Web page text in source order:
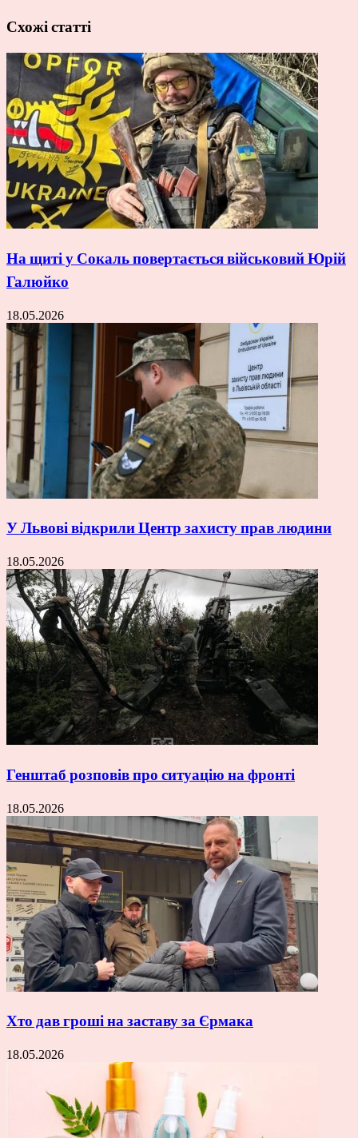
Схожі статті
На щиті у Сокаль повертається військовий Юрій
Галюйко
18.05.2026
У Львові відкрили Центр захисту прав людини
18.05.2026
Генштаб розповів про ситуацію на фронті
18.05.2026
Хто дав гроші на заставу за Єрмака
18.05.2026